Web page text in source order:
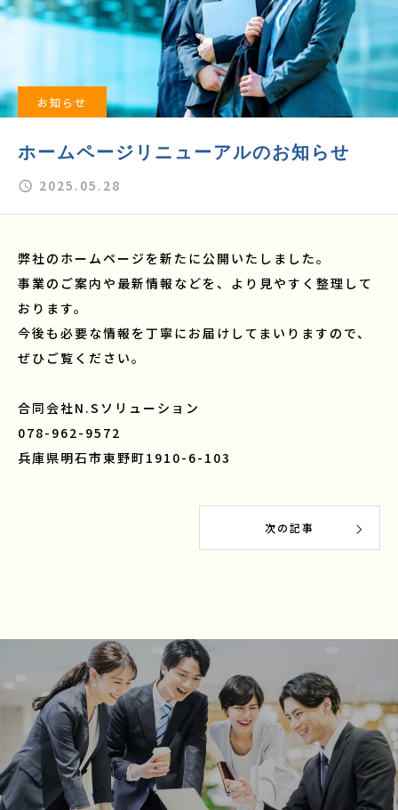
お知らせ
ホームページリニューアルのお知らせ
2025.05.28
弊社のホームページを新たに公開いたしました。
事業のご案内や最新情報などを、より見やすく整理して
おります。
今後も必要な情報を丁寧にお届けしてまいりますので、
ぜひご覧ください。
合同会社N.Sソリューション
078-962-9572
兵庫県明石市東野町1910-6-103
次の記事